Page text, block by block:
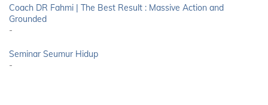
Coach DR Fahmi | The Best Result : Massive Action and
Grounded
-
Seminar Seumur Hidup
-